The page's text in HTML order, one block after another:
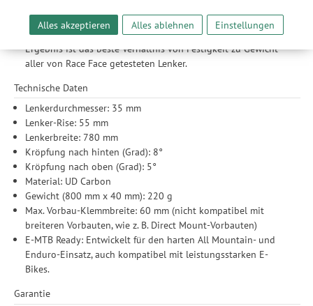
Werbeanzeigen für Sie bereitzustellen sowie Funktionalitäten
unserer Website sicherzustellen und stetig zu verbessern. Dabei
werden Ihre Daten auch an Drittanbieter und Werbepartner
weitergegeben. Die Verarbeitung erfolgt ausschließlich zum
Durchführung von statistischer Analyse, Reichweitenmessungen,
Produktempfehlungen und nutzungsbasierter Werbung.
Informationen zu den einzelnen Funktionen, den Drittanbietern
und der Speicherdauer finden Sie unter Einstellungen. Diese
Einwilligung ist freiwillig, für die Nutzung unserer Website nicht
erforderlich und gilt, bis sie widerrufen wird. Sie können Ihre
Einwilligung unter Einstellungen lediglich für bestimmte
Drittanbieter erteilen und jederzeit für die Zukunft widerrufen.
Alles akzeptieren Alles ablehnen Einstellungen
gehärteten Epoxidharz verbunden, wobei für jede
Lenkervariante ein spezifisches Layup gewählt wurde. Das
Ergebnis ist das beste Verhältnis von Festigkeit zu Gewicht
aller von Race Face getesteten Lenker.
Technische Daten
Lenkerdurchmesser: 35 mm
Lenker-Rise: 55 mm
Lenkerbreite: 780 mm
Kröpfung nach hinten (Grad): 8°
Kröpfung nach oben (Grad): 5°
Material: UD Carbon
Gewicht (800 mm x 40 mm): 220 g
Max. Vorbau-Klemmbreite: 60 mm (nicht kompatibel mit
breiteren Vorbauten, wie z. B. Direct Mount-Vorbauten)
E-MTB Ready: Entwickelt für den harten All Mountain- und
Enduro-Einsatz, auch kompatibel mit leistungsstarken E-
Bikes.
Garantie